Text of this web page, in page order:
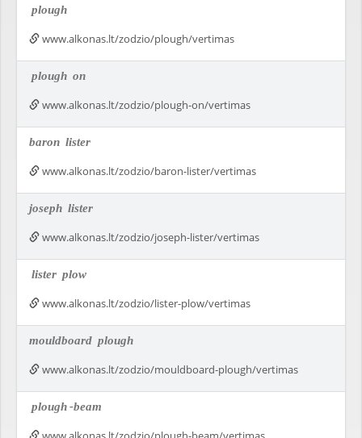
plough
www.alkonas.lt/zodzio/plough/vertimas
plough on
www.alkonas.lt/zodzio/plough-on/vertimas
baron lister
www.alkonas.lt/zodzio/baron-lister/vertimas
joseph lister
www.alkonas.lt/zodzio/joseph-lister/vertimas
lister plow
www.alkonas.lt/zodzio/lister-plow/vertimas
mouldboard plough
www.alkonas.lt/zodzio/mouldboard-plough/vertimas
plough-beam